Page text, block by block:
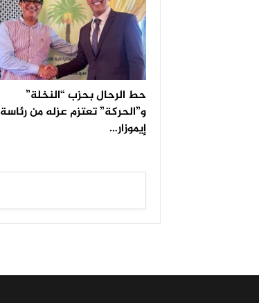
حط الرحال بحزب “النخلة”
و”الحركة” تعتزم عزله من رئاسة
إيموزار…